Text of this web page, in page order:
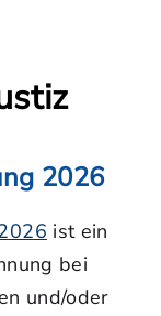
2026
ist ein
bei
und/oder